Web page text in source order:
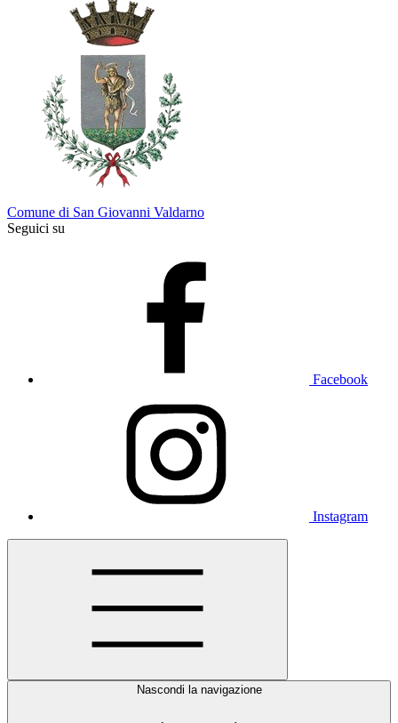
Comune di San Giovanni Valdarno
Seguici su
Facebook
Instagram
Nascondi la navigazione